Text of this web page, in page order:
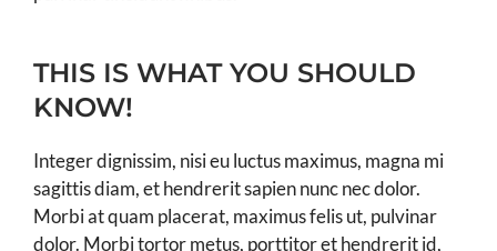
THIS IS WHAT YOU SHOULD
KNOW!
Integer dignissim, nisi eu luctus maximus, magna mi
sagittis diam, et hendrerit sapien nunc nec dolor.
Morbi at quam placerat, maximus felis ut, pulvinar
dolor. Morbi tortor metus, porttitor et hendrerit id,